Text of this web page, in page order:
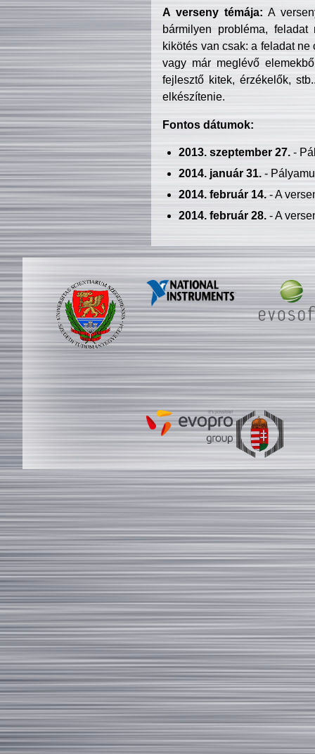
A verseny témája: A
bármilyen probléma, feladat
kikötés van csak: a feladat
vagy már meglévő
fejlesztő kitek, érzékelők,
elkészítenie.
Fontos dátumok:
2013. szeptember 27.-
2014. január 31.-
2014. február 14.- A
2014. február 28.- A